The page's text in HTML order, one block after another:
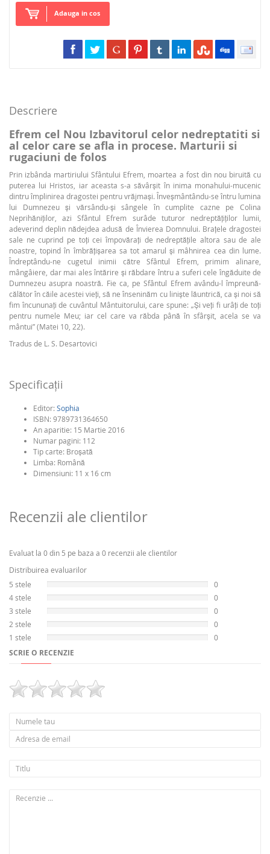
Adauga in cos
Descriere
Efrem cel Nou Izbavitorul celor nedreptatiti si
al celor care se afla in procese. Marturii si
rugaciuni de folos
Prin izbânda martiriului Sfântului Efrem, moartea a fost din nou biruită cu
puterea lui Hristos, iar aceasta s-a săvârșit în inima monahului-mucenic
dintru împlinirea dragostei pentru vrăjmași. Înveșmântându-se întru lumina
lui Dumnezeu și vărsându-și sângele în cumplite cazne pe Colina
Neprihăniților, azi Sfântul Efrem surâde tuturor nedreptățiților lumii,
adeverind deplin nădejdea adusă de Învierea Domnului. Brațele dragostei
sale ne cuprind pe toți cei împovărați de nedreptățile altora sau de ale
noastre, topind în îmbrățișarea sa tot amarul și mâhnirea cea din lume.
Îndreptându-ne cugetul inimii către Sfântul Efrem, primim alinare,
mângâiere, dar mai ales întărire și răbdare întru a suferi cele îngăduite de
Dumnezeu asupra noastră. Fie ca, pe Sfântul Efrem avându-l împreună-
călător în căile acestei vieți, să ne înseninăm cu liniște lăuntrică, ca și noi să
fim încununați de cuvântul Mântuitorului, care spune: „Și veți fi urâți de toți
pentru numele Meu; iar cel care va răbda până în sfârșit, acela se va
mântui” (Matei 10, 22).
Tradus de L. S. Desartovici
Specificaţii
Editor: Sophia
ISBN: 9789731364650
An aparitie: 15 Martie 2016
Numar pagini: 112
Tip carte: Broşată
Limba: Română
Dimensiuni: 11 x 16 cm
Recenzii ale clientilor
Evaluat la 0 din 5 pe baza a 0 recenzii ale clientilor
Distribuirea evaluarilor
5 stele
0
4 stele
0
3 stele
0
2 stele
0
1 stele
0
SCRIE O RECENZIE